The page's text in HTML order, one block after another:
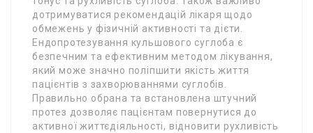
дотримуватися рекомендацій лікаря щодо
обмежень у фізичній активності та дієти.
Ендопротезування кульшового суглоба є
безпечним та ефективним методом лікування,
який може значно поліпшити якість життя
пацієнтів з захворюваннями суглобів.
Правильно обрана та встановлена штучний
протез дозволяє пацієнтам повернутися до
активної життєдіяльності, відновити рухливість